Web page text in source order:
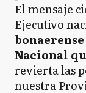
El mensaje
Ejecutivo
Nacional
revierta las
nuestra